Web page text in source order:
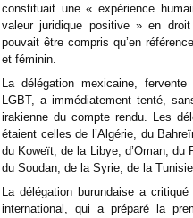
constituait une « expérience
valeur juridique positive » en
pouvait être compris qu’en
et féminin.
La délégation mexicaine,
LGBT, a immédiatement tenté,
irakienne du compte rendu. Les
étaient celles de l’Algérie, du
du Koweït, de la Libye, d’Oman, du
du Soudan, de la Syrie, de la
La délégation burundaise a
international, qui a préparé la